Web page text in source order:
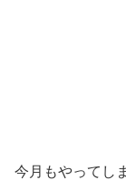
今月もやってし